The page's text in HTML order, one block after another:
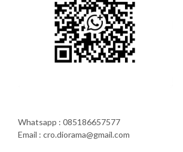
Whatsapp : 085186657577
Email : cro.diorama@gmail.com